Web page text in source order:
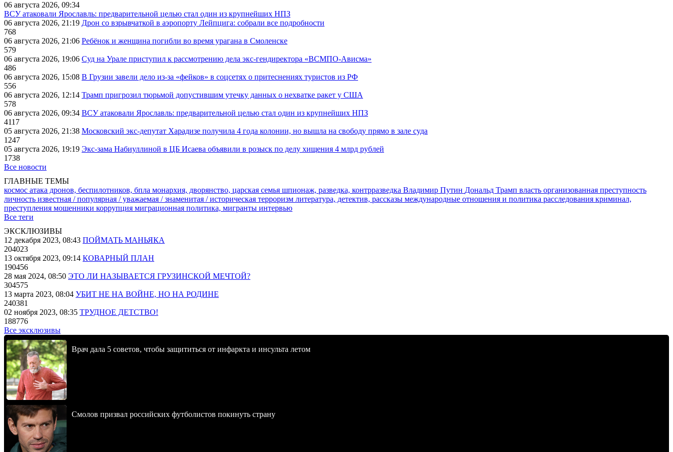
06 августа 2026, 09:34
ВСУ атаковали Ярославль: предварительной целью стал один из крупнейших НПЗ
06 августа 2026, 21:19 Дрон со взрывчаткой в аэропорту Лейпцига: собрали все подробности
768
06 августа 2026, 21:06 Ребёнок и женщина погибли во время урагана в Смоленске
579
06 августа 2026, 19:06 Суд на Урале приступил к рассмотрению дела экс-гендиректора «ВСМПО-Ависма»
486
06 августа 2026, 15:08 В Грузии завели дело из-за «фейков» в соцсетях о притеснениях туристов из РФ
556
06 августа 2026, 12:14 Трамп пригрозил тюрьмой допустившим утечку данных о нехватке ракет у США
578
06 августа 2026, 09:34 ВСУ атаковали Ярославль: предварительной целью стал один из крупнейших НПЗ
4117
05 августа 2026, 21:38 Московский экс-депутат Харадизе получила 4 года колонии, но вышла на свободу прямо в зале суда
1247
05 августа 2026, 19:19 Экс-зама Набиуллиной в ЦБ Исаева объявили в розыск по делу хищения 4 млрд рублей
1738
Все новости
ГЛАВНЫЕ ТЕМЫ
космос атака дронов, беспилотников, бпла монархия, дворянство, царская семья шпионаж, разведка, контрразведка Владимир Путин Дональд Трамп власть организованная преступность
личность известная / популярная / уважаемая / знаменитая / историческая терроризм литература, детектив, рассказы международные отношения и политика расследования криминал,
преступления мошенники коррупция миграционная политика, мигранты интервью
Все теги
ЭКСКЛЮЗИВЫ
12 декабря 2023, 08:43 ПОЙМАТЬ МАНЬЯКА
204023
13 октября 2023, 09:14 КОВАРНЫЙ ПЛАН
190456
28 мая 2024, 08:50 ЭТО ЛИ НАЗЫВАЕТСЯ ГРУЗИНСКОЙ МЕЧТОЙ?
304575
13 марта 2023, 08:04 УБИТ НЕ НА ВОЙНЕ, НО НА РОДИНЕ
240381
02 ноября 2023, 08:35 ТРУДНОЕ ДЕТСТВО!
188776
Все эксклюзивы
Врач дала 5 советов, чтобы защититься от инфаркта и инсульта летом
Смолов призвал российских футболистов покинуть страну